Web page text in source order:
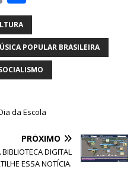
m
ai
l
h
ar
e
POPULAR BRASILEIRA
da Escola
PRÓXIMO
DIGITAL
ESSA NOTÍCIA.